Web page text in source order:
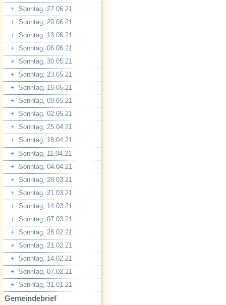
+ Sonntag, 27.06.21
+ Sonntag, 20.06.21
+ Sonntag, 13.06.21
+ Sonntag, 06.06.21
+ Sonntag, 30.05.21
+ Sonntag, 23.05.21
+ Sonntag, 16.05.21
+ Sonntag, 09.05.21
+ Sonntag, 02.05.21
+ Sonntag, 25.04.21
+ Sonntag, 18.04.21
+ Sonntag, 11.04.21
+ Sonntag, 04.04.21
+ Sonntag, 28.03.21
+ Sonntag, 21.03.21
+ Sonntag, 14.03.21
+ Sonntag, 07.03.21
+ Sonntag, 28.02.21
+ Sonntag, 21.02.21
+ Sonntag, 14.02.21
+ Sonntag, 07.02.21
+ Sonntag, 31.01.21
Gemeindebrief